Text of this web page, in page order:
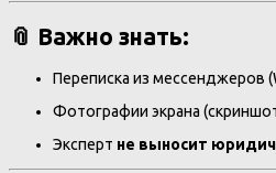
📎 Важно знать:
Переписка из мессенджеров
Фотографии экрана
Эксперт не выносит